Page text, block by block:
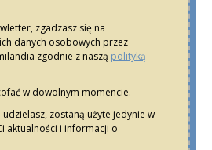
zgadzasz się na
danych osobowych przez
zgodnie z naszą polityką
w dowolnym momencie.
zostaną użyte jedynie w
aktualności i informacji o